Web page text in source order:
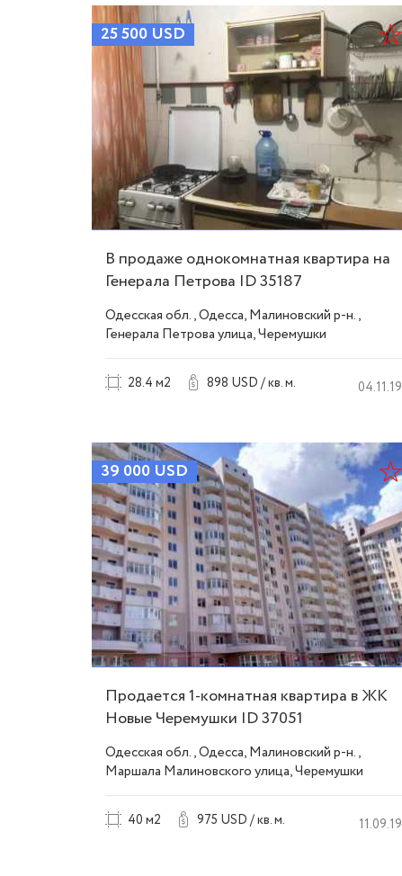
25 500 USD
В продаже однокомнатная квартира на
Генерала Петрова ID 35187
Одесская обл., Одесса, Малиновский р-н.,
Генерала Петрова улица, Черемушки
28.4 м2 898 USD / кв. м. 04.11.19
39 000 USD
Продается 1-комнатная квартира в ЖК
Новые Черемушки ID 37051
Одесская обл., Одесса, Малиновский р-н.,
Маршала Малиновского улица, Черемушки
40 м2 975 USD / кв. м. 11.09.19